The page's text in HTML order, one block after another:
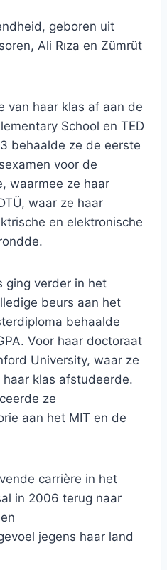
geboren uit
Ali Rıza en Zümrüt
van haar klas af aan de
School en TED
behaalde ze de eerste
voor de
waarmee ze haar
waar ze haar
en elektronische
ging verder in het
beurs aan het
behaalde
Voor haar doctoraat
University, waar ze
klas afstudeerde.
ze
aan het MIT en de
carrière in het
in 2006 terug naar
jegens haar land